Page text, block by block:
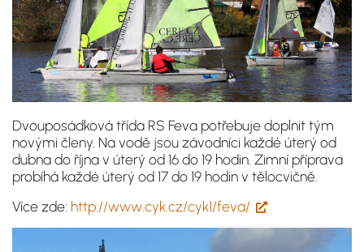
Dvouposádková třída RS Feva potřebuje doplnit tým
novými členy. Na vodě jsou závodníci každé úterý od
dubna do října v úterý od 16 do 19 hodin. Zimní příprava
probíhá každé úterý od 17 do 19 hodin v tělocvičně.
Více zde: http://www.cyk.cz/cyk1/feva/